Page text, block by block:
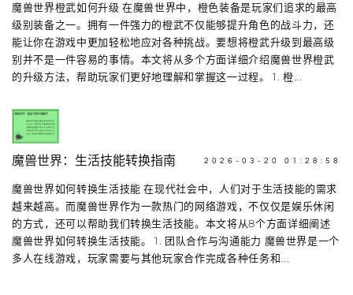
魔兽世界橙武如何升级 在魔兽世界中，橙色装备是玩家们追求的最高
级别装备之一。拥有一件强力的橙武不仅能够提升角色的战斗力，还
能让你在游戏中更加轻松地应对各种挑战。要想将橙武升级到最高级
别并不是一件容易的事情。本文将从多个方面详细介绍魔兽世界橙武
的升级方法，帮助玩家们更好地理解和掌握这一过程。 1. 橙...
魔兽世界：生活技能转换指南 2026-03-20 01:28:58
魔兽世界如何转换生活技能 在现代社会中，人们对于生活技能的需求
越来越高。而魔兽世界作为一款热门的网络游戏，不仅仅是娱乐休闲
的方式，还可以帮助我们转换生活技能。本文将从8个方面详细阐述
魔兽世界如何转换生活技能。 1. 团队合作与沟通能力 魔兽世界是一个
多人在线游戏，玩家需要与其他玩家合作完成各种任务和...